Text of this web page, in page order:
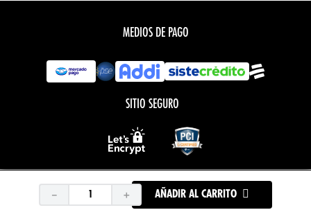
＋
－ AÑADIR AL CARRITO
MEDIOS DE PAGO
SITIO SEGURO
Todos los derechos reservados.COPYRIGHT © PROCHAMPIONS 2020
Desarrollado por: Tecnología: